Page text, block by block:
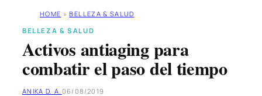
HOME » BELLEZA & SALUD
BELLEZA & SALUD
Activos antiaging para
combatir el paso del tiempo
ANIKA D. A. 06/08/2019